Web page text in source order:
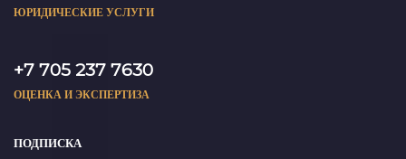
ЮРИДИЧЕСКИЕ УСЛУГИ
+7 705 237 7630
ОЦЕНКА И ЭКСПЕРТИЗА
ПОДПИСКА